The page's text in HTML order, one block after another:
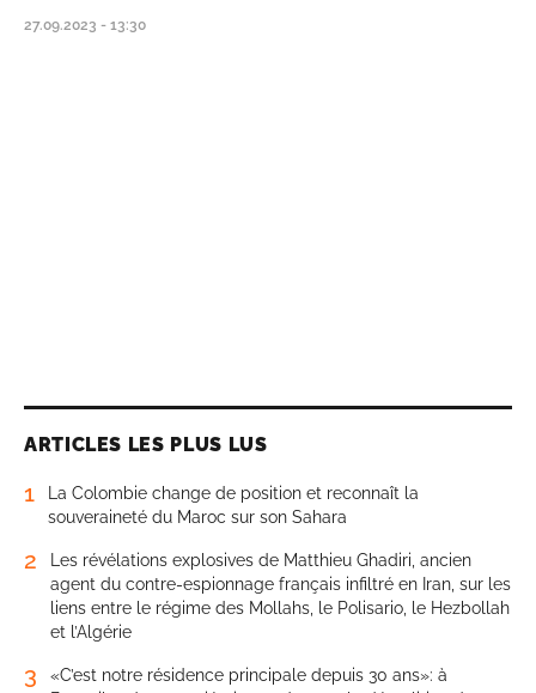
27.09.2023 - 13:30
ARTICLES LES PLUS LUS
1
La Colombie change de position et reconnaît la
souveraineté du Maroc sur son Sahara
2
Les révélations explosives de Matthieu Ghadiri, ancien
agent du contre-espionnage français infiltré en Iran, sur les
liens entre le régime des Mollahs, le Polisario, le Hezbollah
et l’Algérie
3
«C’est notre résidence principale depuis 30 ans»: à